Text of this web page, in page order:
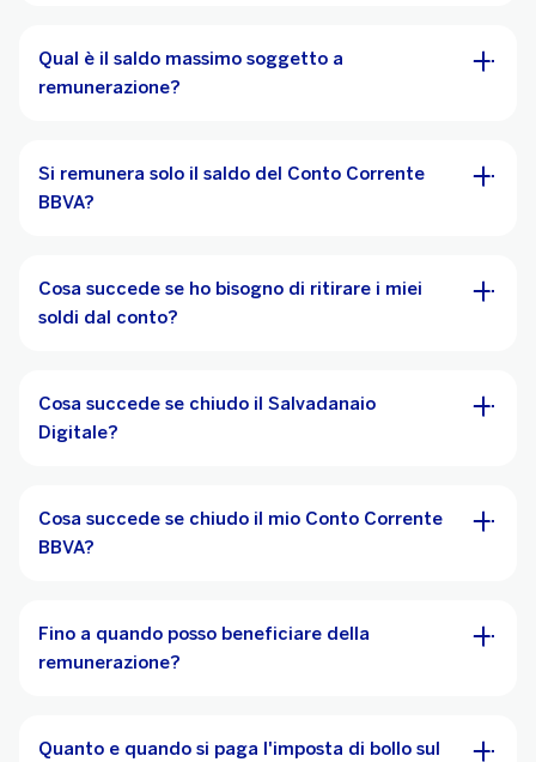
Qual è il saldo massimo soggetto a
remunerazione?
Si remunera solo il saldo del Conto Corrente
BBVA?
Cosa succede se ho bisogno di ritirare i miei
soldi dal conto?
Cosa succede se chiudo il Salvadanaio
Digitale?
Cosa succede se chiudo il mio Conto Corrente
BBVA?
Fino a quando posso beneficiare della
remunerazione?
Quanto e quando si paga l'imposta di bollo sul